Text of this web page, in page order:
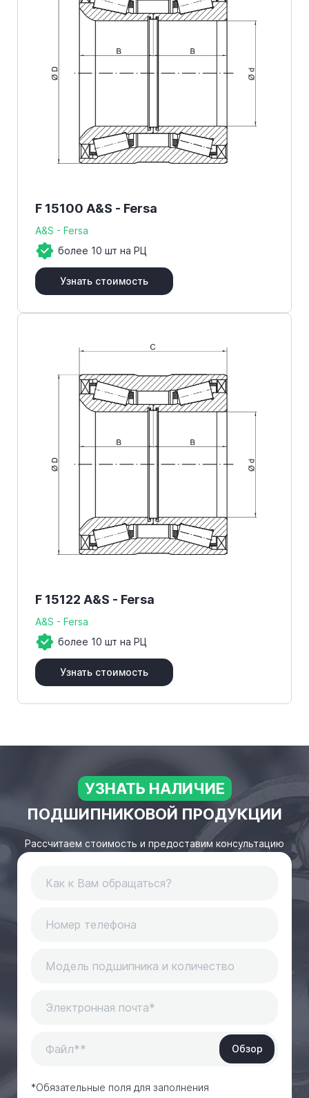
F 15100 A&S - Fersa
A&S - Fersa
более 10 шт на РЦ
Узнать стоимость
F 15122 A&S - Fersa
A&S - Fersa
более 10 шт на РЦ
Узнать стоимость
УЗНАТЬ НАЛИЧИЕ
ПОДШИПНИКОВОЙ ПРОДУКЦИИ
Рассчитаем стоимость и предоставим консультацию
Обзор
*Обязательные поля для заполнения